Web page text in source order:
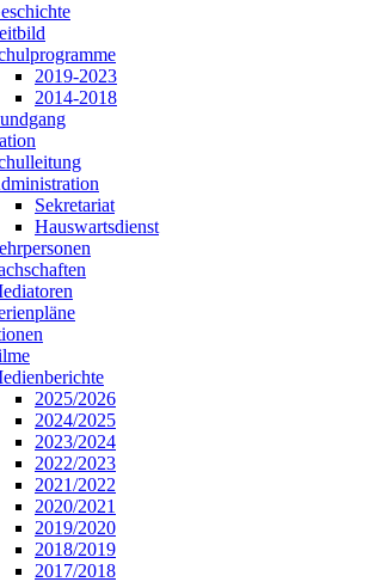
2019-2023
2014-2018
Sekretariat
Hauswartsdienst
2025/2026
2024/2025
2023/2024
2022/2023
2021/2022
2020/2021
2019/2020
2018/2019
2017/2018